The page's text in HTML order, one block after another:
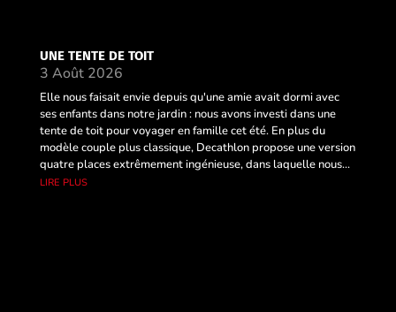
UNE TENTE DE TOIT
3 Août 2026
Elle nous faisait envie depuis qu'une amie avait dormi avec
ses enfants dans notre jardin : nous avons investi dans une
tente de toit pour voyager en famille cet été. En plus du
modèle couple plus classique, Decathlon propose une version
quatre places extrêmement ingénieuse, dans laquelle nous...
lire plus